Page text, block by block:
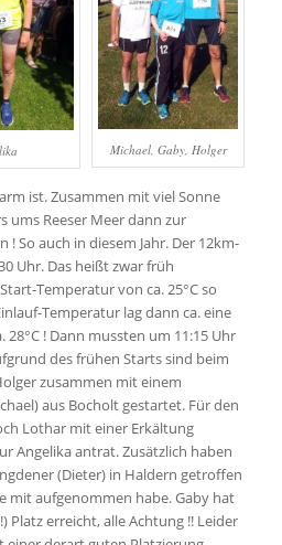
Michael, Gaby, Holger
ist. Zusammen mit viel Sonne
ums Reeser Meer dann zur
So auch in diesem Jahr. Der 12km-
Uhr. Das heißt zwar früh
Temperatur von ca. 25°C so
Temperatur lag dann ca. eine
! Dann mussten um 11:15 Uhr
des frühen Starts sind beim
zusammen mit einem
aus Bocholt gestartet. Für den
Lothar mit einer Erkältung
Angelika antrat. Zusätzlich haben
(Dieter) in Haldern getroffen
mit aufgenommen habe. Gaby hat
Platz erreicht, alle Achtung !! Leider